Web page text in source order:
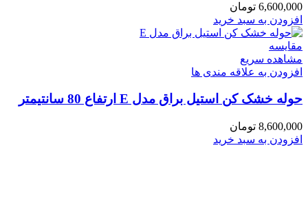
6,600,000 تومان
افزودن به سبد خرید
مقایسه
مشاهده سریع
افزودن به علاقه مندی ها
حوله خشک کن استیل براق مدل E ارتفاع 80 سانتیمتر
8,600,000 تومان
افزودن به سبد خرید